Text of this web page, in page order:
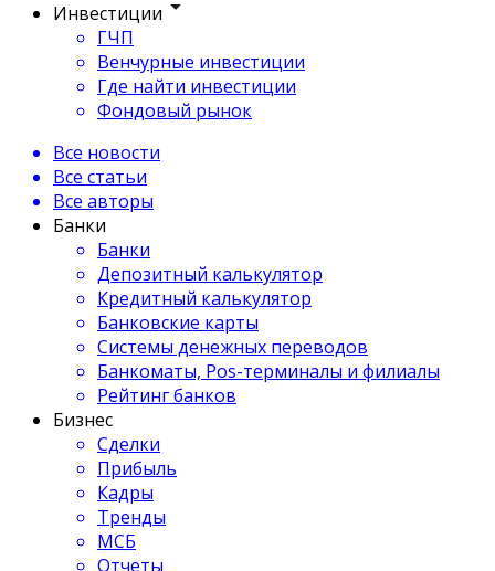
Инвестиции
ГЧП
Венчурные инвестиции
Где найти инвестиции
Фондовый рынок
Все новости
Все статьи
Все авторы
Банки
Банки
Депозитный калькулятор
Кредитный калькулятор
Банковские карты
Системы денежных переводов
Банкоматы, Pos-терминалы и филиалы
Рейтинг банков
Бизнес
Сделки
Прибыль
Кадры
Тренды
МСБ
Отчеты